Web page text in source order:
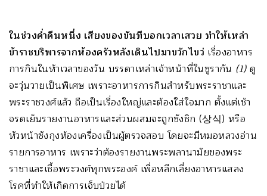
ในช่วงค่ำคืนหนึ่ง เสียงของขันทีบอกเวลาเสวย ทำให้เหล่า
ข้าราชบริพารจากห้องครัวหลังเดินไปมาขวักไขว่ เรื่องอาหาร
การกินในห้าเวลาของวัน บรรดาเหล่าเจ้าหน้าที่ในซูรากัน (1) ดู
จะวุ่นวายเป็นพิเศษ เพราะอาหารการกินสำหรับพระราชาและ
พระราชวงศ์แล้ว ถือเป็นเรื่องใหญ่และต้องใส่ใจมาก ตั้งแต่เช้า
จรดเย็นรายงานอาหารและส่วนผสมจะถูกซังชิก (상식)หรือ
หัวหน้าซังกุงห้องเครื่องเป็นผู้ตรวจสอบ โดยจะมีหมอหลวงอ่าน
รายการอาหาร เพราะว่าต้องรายงานพระพลานามัยของพระ
ราชาและเชื้อพระวงศ์ทุกพระองค์ เพื่อหลีกเลี่ยงอาหารแสลง
โรคที่ทำให้เกิดการเจ็บป่วยได้